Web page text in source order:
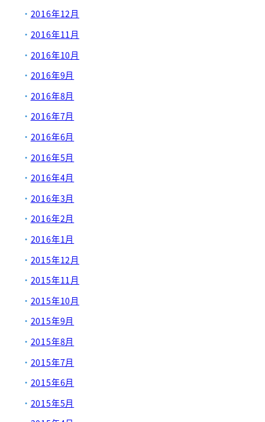
2016年12月
2016年11月
2016年10月
2016年9月
2016年8月
2016年7月
2016年6月
2016年5月
2016年4月
2016年3月
2016年2月
2016年1月
2015年12月
2015年11月
2015年10月
2015年9月
2015年8月
2015年7月
2015年6月
2015年5月